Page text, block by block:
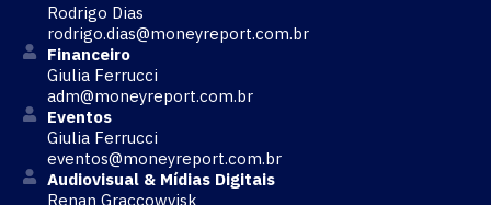
Rodrigo Dias
rodrigo.dias@moneyreport.com.br
Financeiro
Giulia Ferrucci
adm@moneyreport.com.br
Eventos
Giulia Ferrucci
eventos@moneyreport.com.br
Audiovisual & Mídias Digitais
Renan Graccowvisk